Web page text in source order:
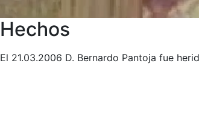
Hechos
El 21.03.2006 D. Bernardo Pantoja fue